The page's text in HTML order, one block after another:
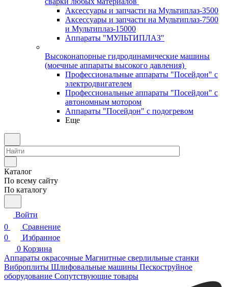
Аксессуары и запчасти на Мультиплаз-3500
Аксессуары и запчасти на Мультиплаз-7500
и Мультиплаз-15000
Аппараты "МУЛЬТИПЛАЗ"
Высоконапорные гидродинамические машины
(моечные аппараты высокого давления)
Профессиональные аппараты "Посейдон" с
электродвигателем
Профессиональные аппараты "Посейдон" с
автономным мотором
Аппараты "Посейдон" с подогревом
Еще
Каталог
По всему сайту
По каталогу
Войти
0
Сравнение
0
Избранное
0 Корзина
Аппараты окрасочные Магнитные сверлильные станки
Виброплиты Шлифовальные машины Пескоструйное
оборудование Сопутствующие товары